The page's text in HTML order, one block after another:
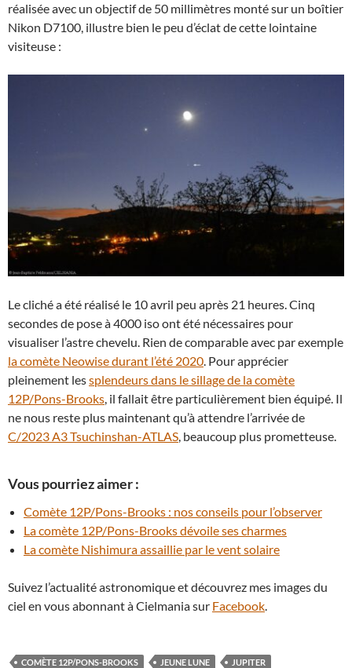
réalisée avec un objectif de 50 millimètres monté sur un boîtier
Nikon D7100, illustre bien le peu d’éclat de cette lointaine
visiteuse :
Le cliché a été réalisé le 10 avril peu après 21 heures. Cinq
secondes de pose à 4000 iso ont été nécessaires pour
visualiser l’astre chevelu. Rien de comparable avec par exemple
la comète Neowise durant l’été 2020 . Pour apprécier
pleinement lessplendeurs dans le sillage de la comète
12P/Pons-Brooks , il fallait être particulièrement bien équipé. Il
ne nous reste plus maintenant qu’à attendre l’arrivée de
C/2023 A3 Tsuchinshan-ATLAS , beaucoup plus prometteuse.
Vous pourriez aimer :
Comète 12P/Pons-Brooks : nos conseils pour l’observer
La comète 12P/Pons-Brooks dévoile ses charmes
La comète Nishimura assaillie par le vent solaire
Suivez l’actualité astronomique et découvrez mes images du
ciel en vous abonnant à Cielmania sur Facebook
COMÈTE 12P/PONS-BROOKS JEUNE LUNE JUPITER